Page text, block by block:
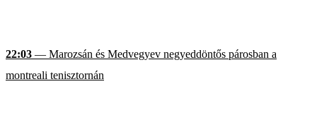
22:03 — Marozsán és Medvegyev negyeddöntős párosban a
montreali tenisztornán